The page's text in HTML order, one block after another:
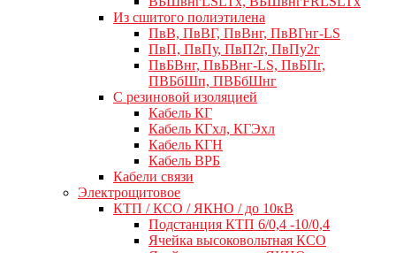
Из сшитого полиэтилена
ПвВ, ПвВГ, ПвВнг, ПвВГнг-LS
ПвП, ПвПу, ПвП2г, ПвПу2г
ПвБВнг, ПвБВнг-LS, ПвБПг,
ПВБбШп, ПВБбШнг
C резиновой изоляцией
Кабель КГ
Кабель КГхл, КГЭхл
Кабель КГН
Кабель ВРБ
Кабели связи
Электрощитовое
КТП / КСО / ЯКНО / до 10кВ
Подстанция КТП 6/0,4 -10/0,4
Ячейка высоковольтная КСО